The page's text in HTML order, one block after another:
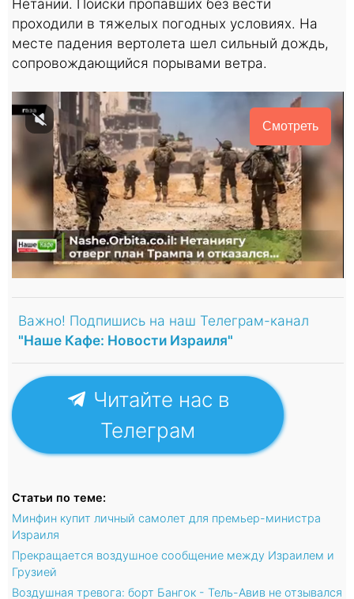
проходили в тяжелых погодных условиях. На
месте падения вертолета шел сильный дождь,
сопровождающийся порывами ветра.
Смотреть
Важно! Подпишись на наш Телеграм-канал
"Наше Кафе: Новости Израиля"
Читайте нас в
Телеграм
Статьи по теме:
Минфин купит личный самолет для премьер-министра
Израиля
Прекращается воздушное сообщение между Израилем и
Грузией
Воздушная тревога: борт Бангок - Тель-Авив не отзывался